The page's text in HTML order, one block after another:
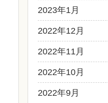
2023年1月
2022年12月
2022年11月
2022年10月
2022年9月